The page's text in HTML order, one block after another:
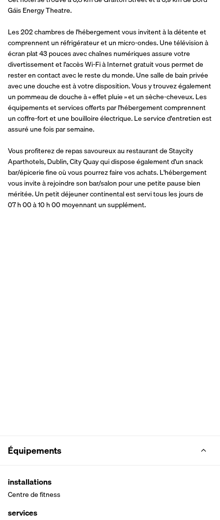
Gáis Energy Theatre.
Les 202 chambres de l'hébergement vous invitent à la détente et
comprennent un réfrigérateur et un micro-ondes. Une télévision à
écran plat 43 pouces avec chaînes numériques assure votre
divertissement et l'accès Wi-Fi à Internet gratuit vous permet de
rester en contact avec le reste du monde. Une salle de bain privée
avec une douche est à votre disposition. Vous y trouvez également
un pommeau de douche à « effet pluie » et un sèche-cheveux. Les
équipements et services offerts par l'hébergement comprennent
un coffre-fort et une bouilloire électrique. Le service d'entretien est
assuré une fois par semaine.
Vous profiterez de repas savoureux au restaurant de Staycity
Aparthotels, Dublin, City Quay qui dispose également d'un snack
bar/épicerie fine où vous pourrez faire vos achats. L'hébergement
vous invite à rejoindre son bar/salon pour une petite pause bien
méritée. Un petit déjeuner continental est servi tous les jours de
07 h 00 à 10 h 00 moyennant un supplément.
Équipements
installations
Centre de fitness
services